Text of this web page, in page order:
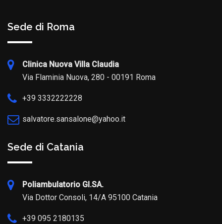
Sede di Roma
Clinica Nuova Villa Claudia
Via Flaminia Nuova, 280 - 00191 Roma
+39 3332222228
salvatore.sansalone@yahoo.it
Sede di Catania
Poliambulatorio GI.SA.
Via Dottor Consoli, 14/A 95100 Catania
+39 095 2180135